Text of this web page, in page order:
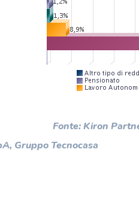
Fonte: Kiron
Gruppo Tecnocasa